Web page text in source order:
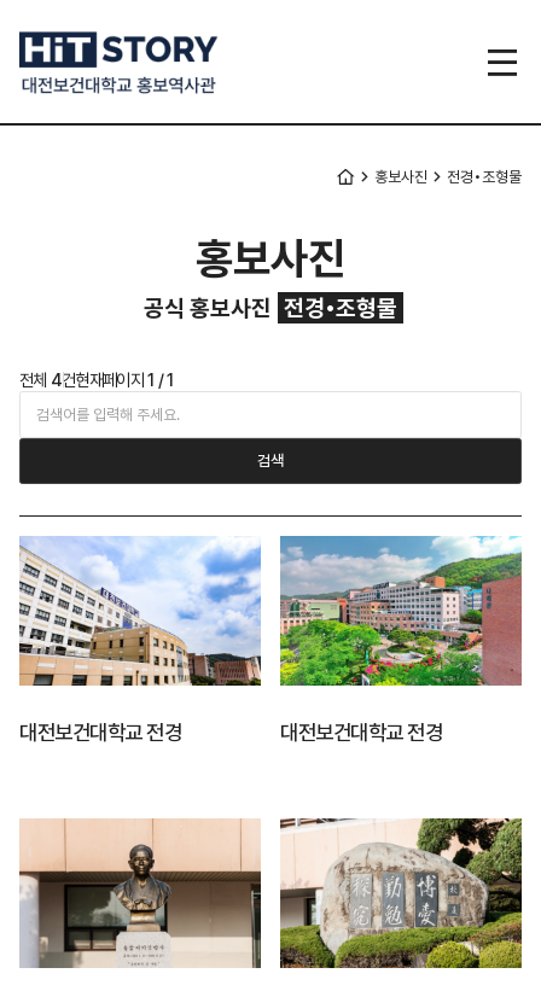
메인으로
이동
홍보사진 전경•조형물
홍보사진
공식 홍보사진 전경•조형물
hit
관련
게시판
전체 4건현재페이지1 / 1
검색
대전보건대학교 전경 대전보건대학교 전경